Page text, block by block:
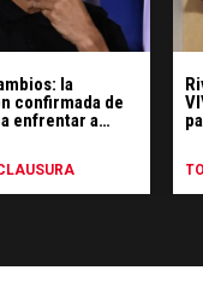
la
confirmada de
enfrentar a